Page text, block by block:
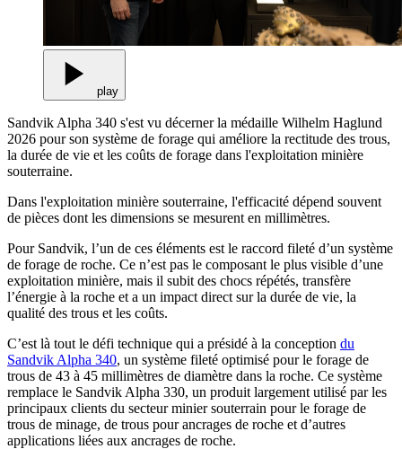
play
Sandvik Alpha 340 s'est vu décerner la médaille Wilhelm Haglund
2026 pour son système de forage qui améliore la rectitude des trous,
la durée de vie et les coûts de forage dans l'exploitation minière
souterraine.
Dans l'exploitation minière souterraine, l'efficacité dépend souvent
de pièces dont les dimensions se mesurent en millimètres.
Pour Sandvik, l’un de ces éléments est le raccord fileté d’un système
de forage de roche. Ce n’est pas le composant le plus visible d’une
exploitation minière, mais il subit des chocs répétés, transfère
l’énergie à la roche et a un impact direct sur la durée de vie, la
qualité des trous et les coûts.
C’est là tout le défi technique qui a présidé à la conception du
Sandvik Alpha 340, un système fileté optimisé pour le forage de
trous de 43 à 45 millimètres de diamètre dans la roche. Ce système
remplace le Sandvik Alpha 330, un produit largement utilisé par les
principaux clients du secteur minier souterrain pour le forage de
trous de minage, de trous pour ancrages de roche et d’autres
applications liées aux ancrages de roche.